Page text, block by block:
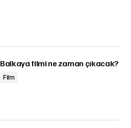
Balkaya filmi ne zaman çıkacak?
Film